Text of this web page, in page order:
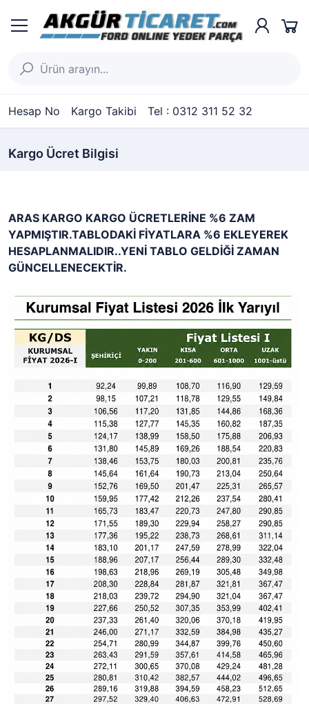
Hesap No Kargo Takibi Tel : 0312 311 52 32
Kargo Ücret Bilgisi
ARAS KARGO KARGO ÜCRETLERİNE %6 ZAM
YAPMIŞTIR.TABLODAKİ FİYATLARA %6 EKLEYEREK
HESAPLANMALIDIR..YENİ TABLO GELDİĞİ ZAMAN
GÜNCELLENECEKTİR.